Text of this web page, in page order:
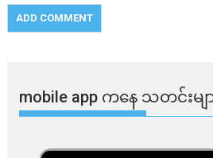
mobile app ​​ကနေ ​​သတင်းမျ